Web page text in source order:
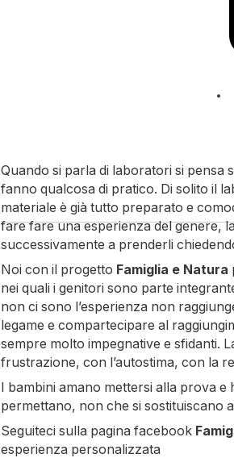
Quando si parla di laboratori si pensa
fanno qualcosa di pratico. Di solito il
materiale è già tutto preparato e
fare fare una esperienza del genere,
successivamente a prenderli
Noi con il progetto Famiglia e Natura
nei quali i genitori sono parte
non ci sono l’esperienza non
legame e compartecipare al
sempre molto impegnative e sfidanti.
frustrazione, con l’autostima, con la
I bambini amano mettersi alla prova e
permettano, non che si sostituiscano
Seguiteci sulla pagina facebook
esperienza personalizzata